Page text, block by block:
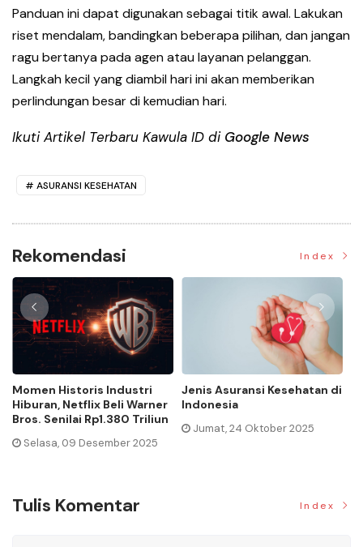
Panduan ini dapat digunakan sebagai titik awal. Lakukan
riset mendalam, bandingkan beberapa pilihan, dan jangan
ragu bertanya pada agen atau layanan pelanggan.
Langkah kecil yang diambil hari ini akan memberikan
perlindungan besar di kemudian hari.
Ikuti Artikel Terbaru Kawula ID di Google News
ASURANSI KESEHATAN
Rekomendasi Index
Momen Historis Industri
Hiburan, Netflix Beli Warner
Bros. Senilai Rp1.380 Triliun
Selasa, 09 Desember 2025
Jenis Asuransi Kesehatan di
Indonesia
Jumat, 24 Oktober 2025
Tulis Komentar Index